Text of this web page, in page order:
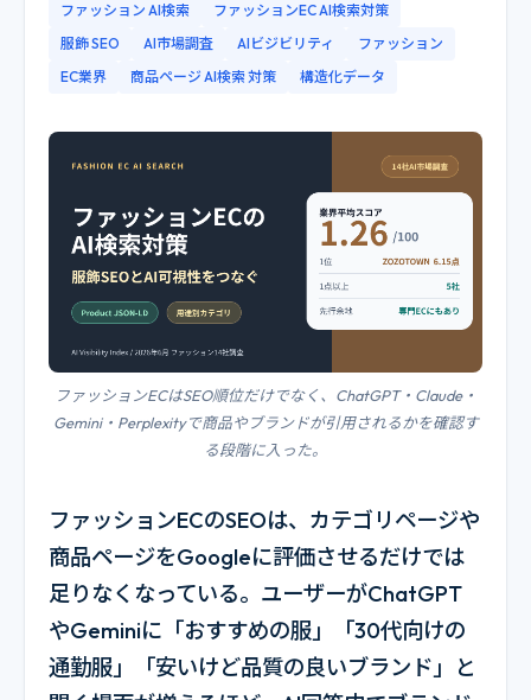
ファッション AI検索
ファッションEC AI検索対策
服飾 SEO
AI市場調査 AIビジビリティ
ファッション
EC業界
商品ページ AI検索 対策 構造化データ
ファッションECはSEO順位だけでなく、ChatGPT・Claude・
Gemini・Perplexityで商品やブランドが引用されるかを確認す
る段階に入った。
ファッションECのSEOは、カテゴリページや
商品ページをGoogleに評価させるだけでは
足りなくなっている。ユーザーがChatGPT
やGeminiに「おすすめの服」「30代向けの
通勤服」「安いけど品質の良いブランド」と